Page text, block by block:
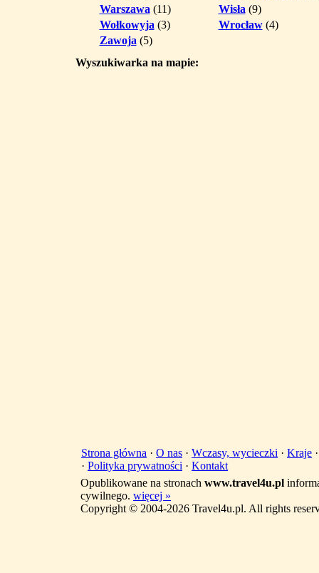
Warszawa (11) Wisła (9)
Wołkowyja (3) Wrocław(4)
Zawoja (5)
Wyszukiwarka na mapie:
Strona główna · O nas · Wczasy, wycieczki · Kraje
· Polityka prywatności · Kontakt
Opublikowane na stronach www.travel4u.pl
cywilnego. więcej »
Copyright © 2004-2026 Travel4u.pl. All rights